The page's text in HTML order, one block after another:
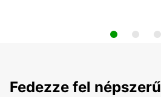
Fedezze fel népszerű